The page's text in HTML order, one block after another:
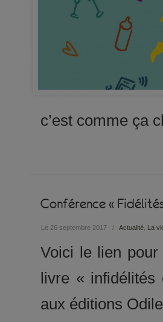
c’est comme ça
Conférence «
Le 26 septembre 2017 / Actualité La
Voici le lien pour
livre «
aux éditions